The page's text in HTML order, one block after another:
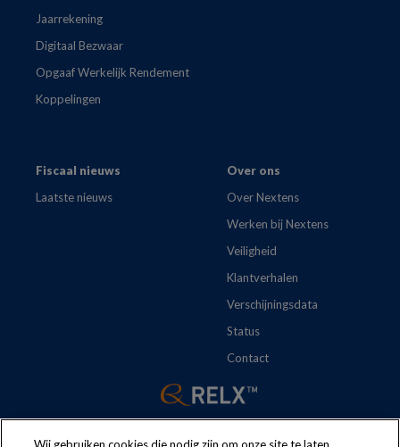
Jaarrekening
Digitaal Bezwaar
Opgaaf Werkelijk Rendement
Koppelingen
Fiscaal nieuws
Laatste nieuws
Over ons
Over Nextens
Werken bij Nextens
Veiligheid
Klantverhalen
Verschijningsdata
Status
Contact